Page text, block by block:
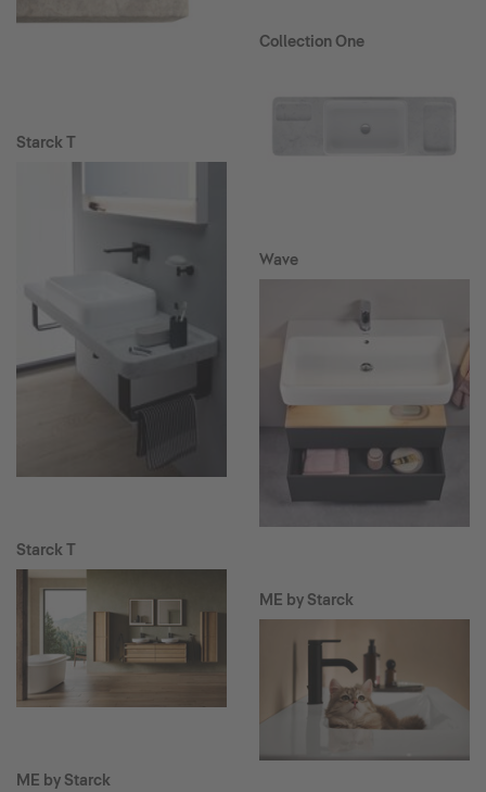
Starck T
Starck T
ME by Starck
Collection One
Wave
ME by Starck